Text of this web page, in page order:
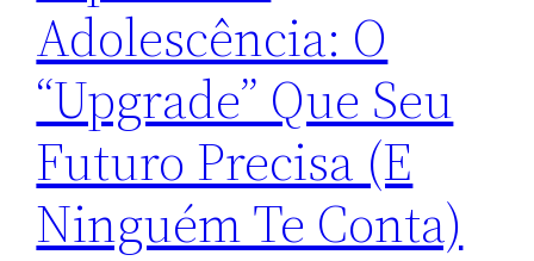
Adolescência: O
“Upgrade” Que Seu
Futuro Precisa (E
Ninguém Te Conta)